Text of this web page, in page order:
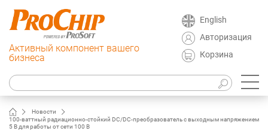
Активный компонент вашего
бизнеса
English
Авторизация
Корзина
Новости
100-ваттный радиационно-стойкий DC/DC-преобразователь с выходным напряжением
5 В для работы от сети 100 В